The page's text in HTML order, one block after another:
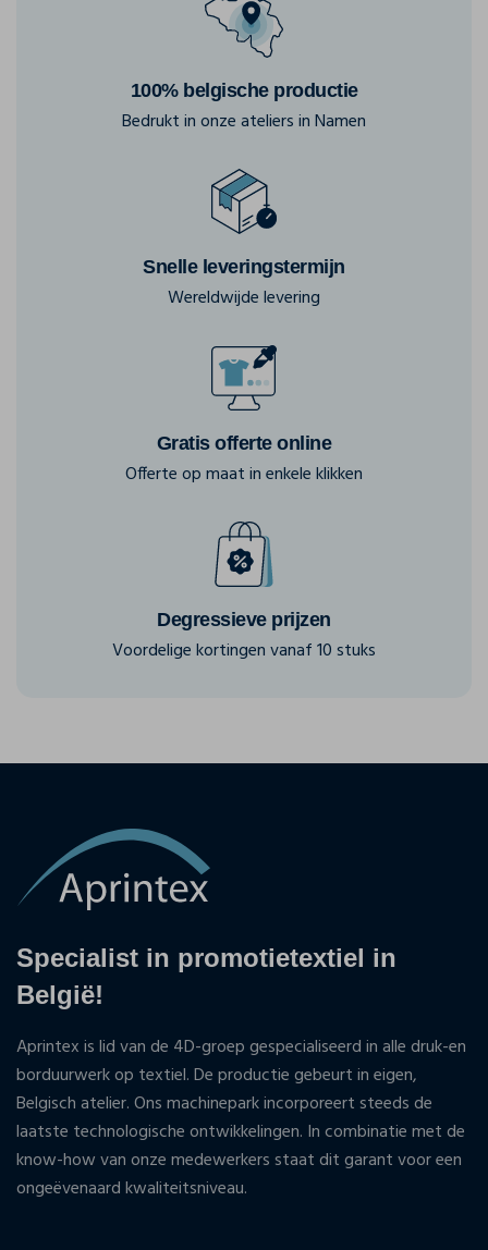
100% belgische productie
Bedrukt in onze ateliers in Namen
Snelle leveringstermijn
Wereldwijde levering
Gratis offerte online
Offerte op maat in enkele klikken
Degressieve prijzen
Voordelige kortingen vanaf 10 stuks
Specialist in promotietextiel in
België!
Aprintex is lid van de 4D-groep gespecialiseerd in alle druk-en
borduurwerk op textiel. De productie gebeurt in eigen,
Belgisch atelier. Ons machinepark incorporeert steeds de
laatste technologische ontwikkelingen. In combinatie met de
know-how van onze medewerkers staat dit garant voor een
ongeëvenaard kwaliteitsniveau.